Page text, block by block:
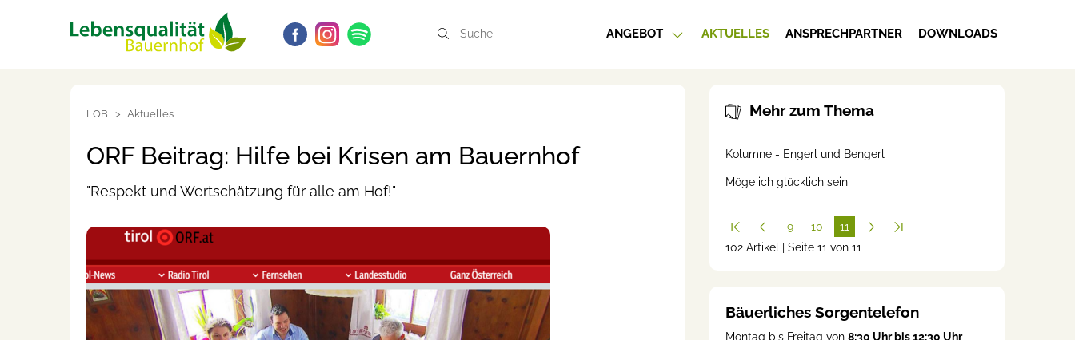
ANGEBOT AKTUELLES ANSPRECHPARTNER DOWNLOADS
LQB Aktuelles
ORF Beitrag: Hilfe bei Krisen am Bauernhof
"Respekt und Wertschätzung für alle am Hof!"
Mehr zum Thema
Kolumne - Engerl und Bengerl
Möge ich glücklich sein
9 10
11
(cur
102 Artikel | Seite 11 von 11
Bäuerliches Sorgentelefon
Montag bis Freitag von 8:30 Uhr bis 12:30 Uhr